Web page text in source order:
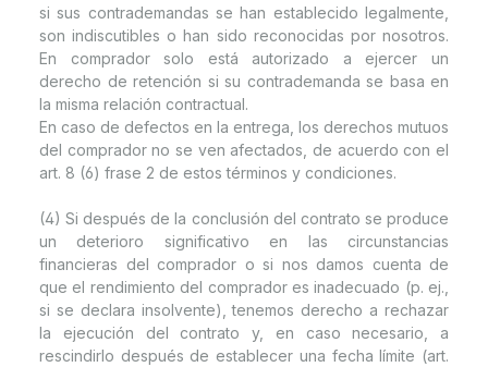
si sus contrademandas se han establecido legalmente,
son indiscutibles o han sido reconocidas por nosotros.
En comprador solo está autorizado a ejercer un
derecho de retención si su contrademanda se basa en
la misma relación contractual.
En caso de defectos en la entrega, los derechos mutuos
del comprador no se ven afectados, de acuerdo con el
art. 8 (6) frase 2 de estos términos y condiciones.
(4) Si después de la conclusión del contrato se produce
un deterioro significativo en las circunstancias
financieras del comprador o si nos damos cuenta de
que el rendimiento del comprador es inadecuado (p. ej.,
si se declara insolvente), tenemos derecho a rechazar
la ejecución del contrato y, en caso necesario, a
rescindirlo después de establecer una fecha límite (art.